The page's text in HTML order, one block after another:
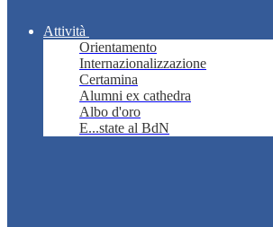
Attività
Orientamento
Internazionalizzazione
Certamina
Alumni ex cathedra
Albo d'oro
E...state al BdN